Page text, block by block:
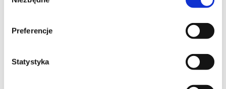
Preferencje
Statystyka
*******